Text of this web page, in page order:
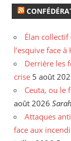
Élan collectif
l’esquive face à
Derrière les
crise 5 août
Ceuta, ou le
août 2026
Attaques
face aux